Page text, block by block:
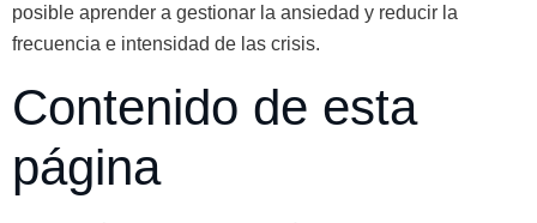
posible aprender a gestionar la ansiedad y reducir la
frecuencia e intensidad de las crisis.
Contenido de esta
página